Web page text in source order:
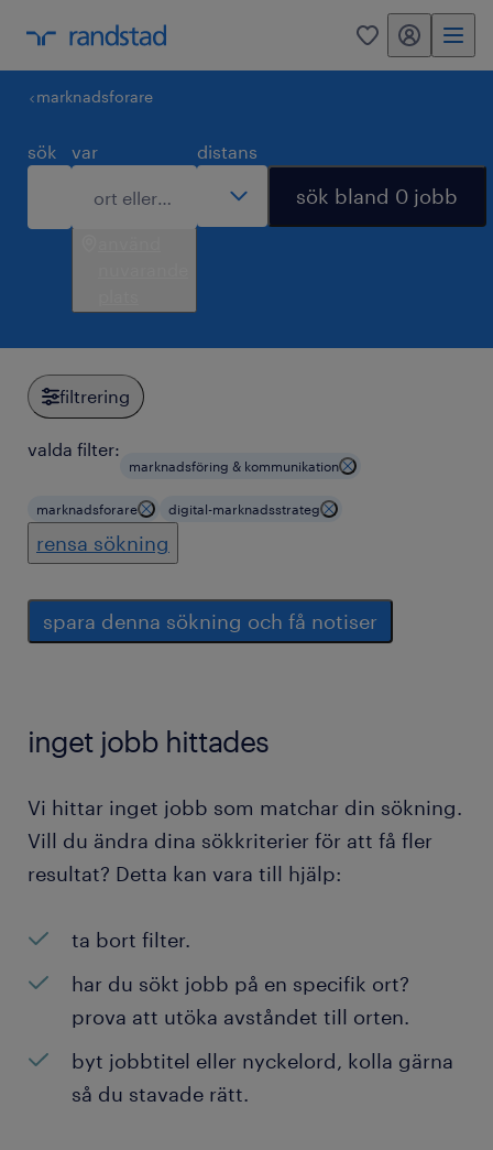
0 mitt randstad
marknadsforare
sök var distans
sök bland 0 jobb
filtrering
valda filter:
marknadsföring & kommunikation
marknadsforare digital-marknadsstrateg
rensa sökning
spara denna sökning och få notiser
inget jobb hittades
Vi hittar inget jobb som matchar din sökning.
Vill du ändra dina sökkriterier för att få fler
resultat? Detta kan vara till hjälp:
ta bort filter.
har du sökt jobb på en specifik ort?
prova att utöka avståndet till orten.
byt jobbtitel eller nyckelord, kolla gärna
så du stavade rätt.